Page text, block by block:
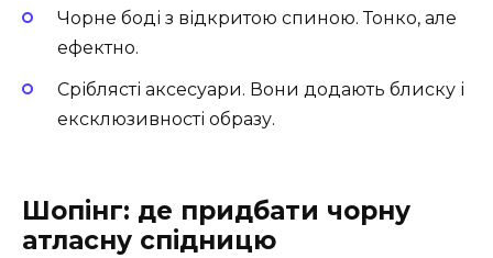
Чорне боді з відкритою спиною. Тонко, але
ефектно.
Сріблясті аксесуари. Вони додають блиску і
ексклюзивності образу.
Шопінг: де придбати чорну
атласну спідницю